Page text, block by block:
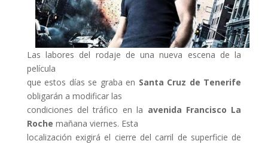
Las labores del rodaje de una nueva escena de la
película
que estos días se graba en Santa Cruz de Tenerife
obligarán a modificar las
condiciones del tráfico en la avenida Francisco La
Roche mañana viernes. Esta
localización exigirá el cierre del carril de superficie de